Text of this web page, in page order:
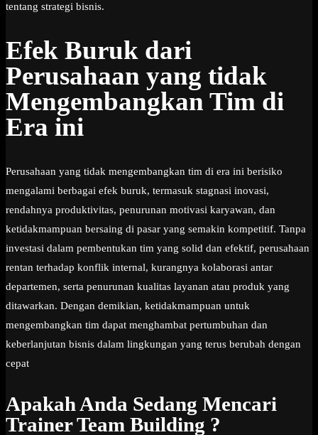
tentang strategi bisnis.
Efek Buruk dari
Perusahaan yang tidak
Mengembangkan Tim di
Era ini
Perusahaan yang tidak mengembangkan tim di era ini berisiko
mengalami berbagai efek buruk, termasuk stagnasi inovasi,
rendahnya produktivitas, penurunan motivasi karyawan, dan
ketidakmampuan bersaing di pasar yang semakin kompetitif. Tanpa
investasi dalam pembentukan tim yang solid dan efektif, perusahaan
rentan terhadap konflik internal, kurangnya kolaborasi antar
departemen, serta penurunan kualitas layanan atau produk yang
ditawarkan. Dengan demikian, ketidakmampuan untuk
mengembangkan tim dapat menghambat pertumbuhan dan
keberlanjutan bisnis dalam lingkungan yang terus berubah dengan
cepat
Apakah Anda Sedang Mencari
Trainer Team Building ?